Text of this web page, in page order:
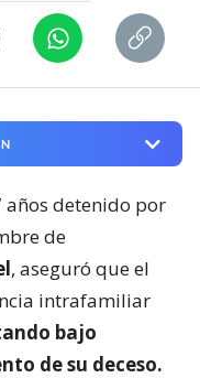
años detenido por
de
, aseguró que el
intrafamiliar
bajo
de su deceso.